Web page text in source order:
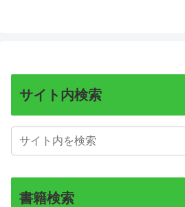
サイト内検索
書籍検索